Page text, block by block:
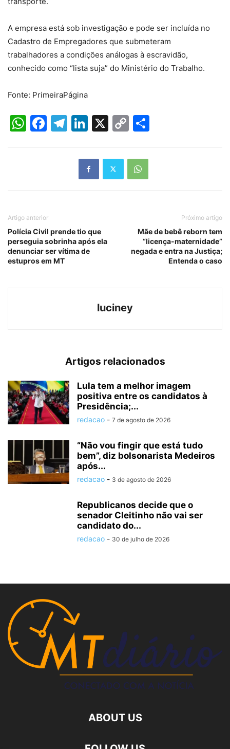
A empresa está sob investigação e pode ser incluída no
Cadastro de Empregadores que submeteram
trabalhadores a condições análogas à escravidão,
conhecido como “lista suja” do Ministério do Trabalho.
Fonte: PrimeiraPágina
WhatsApp
Facebook
Telegram
LinkedIn
X
Copy
Artigo anterior
Polícia Civil prende tio que
perseguia sobrinha após ela
denunciar ser vítima de
estupros em MT
Próximo artigo
Mãe de bebê reborn tem
“licença-maternidade”
negada e entra na Justiça;
Entenda o caso
luciney
Artigos relacionados
Lula tem a melhor imagem
positiva entre os candidatos à
Presidência;...
redacao - 7 de agosto de 2026
“Não vou fingir que está tudo
bem”, diz bolsonarista Medeiros
após...
redacao - 3 de agosto de 2026
Republicanos decide que o
senador Cleitinho não vai ser
candidato do...
redacao - 30 de julho de 2026
ABOUT US